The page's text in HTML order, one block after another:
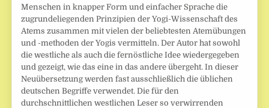
Menschen in knapper Form und einfacher Sprache die
zugrundeliegenden Prinzipien der Yogi-Wissenschaft des
Atems zusammen mit vielen der beliebtesten Atemübungen
und -methoden der Yogis vermitteln. Der Autor hat sowohl
die westliche als auch die fernöstliche Idee wiedergegeben
und gezeigt, wie das eine in das andere übergeht. In dieser
Neuübersetzung werden fast ausschließlich die üblichen
deutschen Begriffe verwendet. Die für den
durchschnittlichen westlichen Leser so verwirrenden